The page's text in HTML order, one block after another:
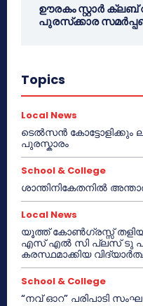
ഊരകം സ്റ്റാർ
പുരസ്‌ക്കാര
Topics
Local News
ടെൽസൻ
പുരസ്കാരം
School & College
ശാന്തിനികേതനിൽ
Local News
യൂത്ത് കോൺഗ്രസ്സ്
എസ് എൽ സി പ്ലസ് ടു
കരസ്ഥമാക്കിയ
School & College
“നവ് ഓറ” പരിപാടി